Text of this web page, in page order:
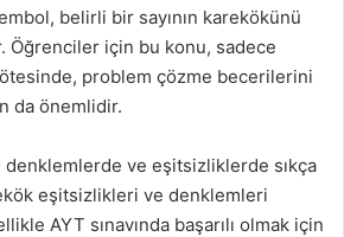
belirli bir sayının karekökünü
Öğrenciler için bu konu, sadece
ötesinde, problem çözme becerilerini
da önemlidir.
ve eşitsizliklerde sıkça
eşitsizlikleri ve denklemleri
AYT sınavında başarılı olmak için